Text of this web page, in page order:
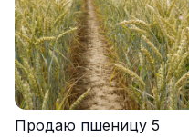
Продаю пшеницу 5